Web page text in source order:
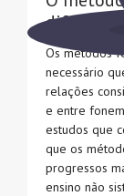
diferença
Os métodos
necessário
relações
e entre
estudos que
que os
progressos
ensino não